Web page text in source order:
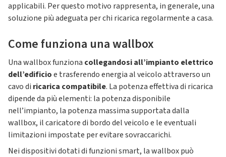
applicabili. Per questo motivo rappresenta, in generale, una
soluzione più adeguata per chi ricarica regolarmente a casa.
Come funziona una wallbox
Una wallbox funziona collegandosi all’impianto elettrico
dell’edificioe trasferendo energia al veicolo attraverso un
cavo di ricarica compatibile. La potenza effettiva di ricarica
dipende da più elementi: la potenza disponibile
nell’impianto, la potenza massima supportata dalla
wallbox, il caricatore di bordo del veicolo e le eventuali
limitazioni impostate per evitare sovraccarichi.
Nei dispositivi dotati di funzioni smart, la wallbox può